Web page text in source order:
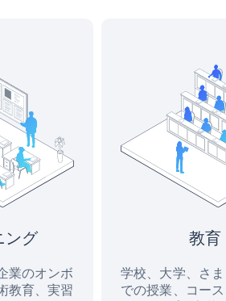
ング
業のオンボ
教育、実習
教育
学校、大学、さ
での授業、コー